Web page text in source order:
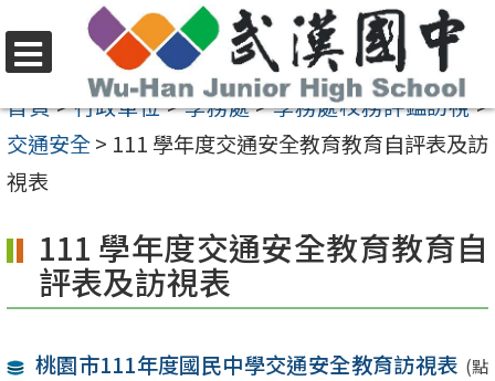
至
要
內
區
選
單
首頁>行政單位>學務處>學務處校務評鑑訪視>
交通安全> 111 學年度交通安全教育教育自評表及訪
視表
111 學年度交通安全教育教育自
評表及訪視表
桃園市111年度國民中學交通安全教育訪視表 (點